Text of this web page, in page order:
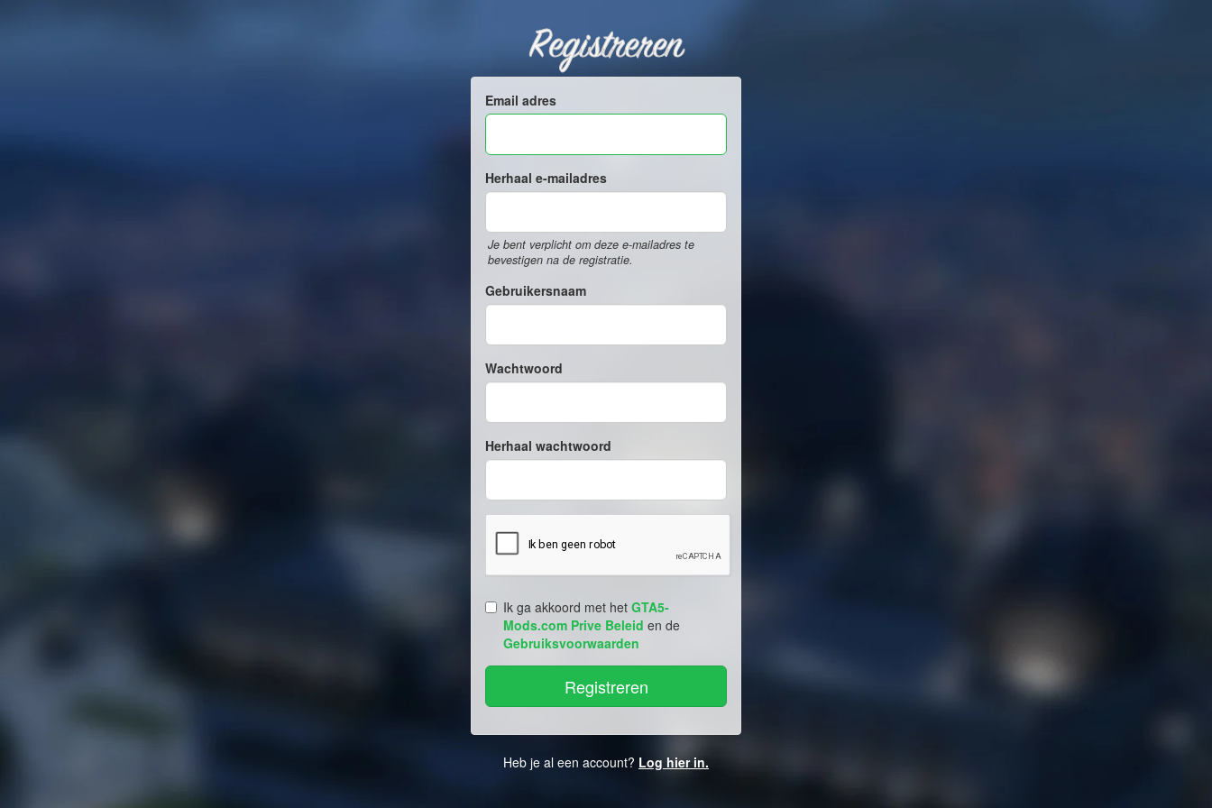
Registreren
Email adres
Herhaal e-mailadres
Je bent verplicht om deze e-mailadres te
bevestigen na de registratie.
Gebruikersnaam
Wachtwoord
Herhaal wachtwoord
Ik ga akkoord met het GTA5-
Mods.com Prive Beleid en de
Gebruiksvoorwaarden
Heb je al een account? Log hier in.